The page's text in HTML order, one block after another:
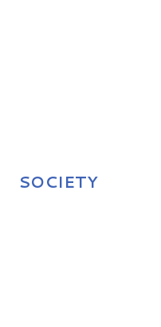
SOCIETY